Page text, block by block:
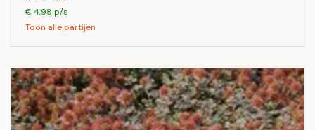
€ 4,98 p/s
Toon alle partijen